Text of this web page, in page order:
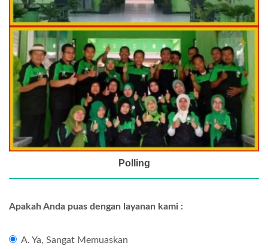
Polling
Apakah Anda puas dengan layanan kami :
A. Ya, Sangat Memuaskan